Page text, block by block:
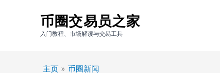
币圈交易员之家
入门教程、市场解读与交易工具
主页 » 币圈新闻